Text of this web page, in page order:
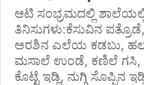
ಆಟಿ ಸಂಭ್ರಮದಲ್ಲಿ
ತಿನಿಸುಗಳು:ಕೆಸುವಿನ
ಅರಶಿನ ಎಲೆಯ ಕಡಬು,
ಮಸಾಲೆ ಉಂಡೆ, ಕಣಿಲೆ ಗಸಿ,
ಕೊಟ್ಟೆ ಇಡ್ಲಿ, ನುಗ್ಗಿ ಸೊಪ್ಪಿನ